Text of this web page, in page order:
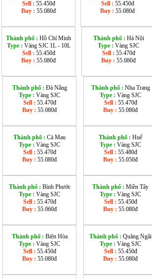
Sell : 55.450đ
Buy : 55.080đ
Sell : 55.450đ
Buy : 55.080đ
Thành phố : Hồ Chí Minh
Type : Vàng SJC 1L - 10L
Sell : 55.450đ
Buy : 55.080đ
Thành phố : Hà Nội
Type : Vàng SJC
Sell : 55.470đ
Buy : 55.080đ
Thành phố : Đà Nẵng
Type : Vàng SJC
Sell : 55.470đ
Buy : 55.080đ
Thành phố : Nha Trang
Type : Vàng SJC
Sell : 55.470đ
Buy : 55.080đ
Thành phố : Cà Mau
Type : Vàng SJC
Sell : 55.470đ
Buy : 55.080đ
Thành phố : Huế
Type : Vàng SJC
Sell : 55.480đ
Buy : 55.050đ
Thành phố : Bình Phước
Type : Vàng SJC
Sell : 55.470đ
Buy : 55.060đ
Thành phố : Miền Tây
Type : Vàng SJC
Sell : 55.450đ
Buy : 55.080đ
Thành phố : Biên Hòa
Type : Vàng SJC
Sell : 55.450đ
Buy : 55.080đ
Thành phố : Quãng Ngãi
Type : Vàng SJC
Sell : 55.450đ
Buy : 55.080đ